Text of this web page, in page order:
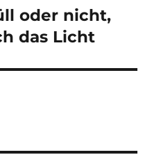
oder nicht,
das Licht